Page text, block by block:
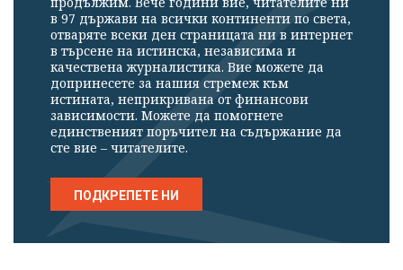
в 97 държави на всички континенти по света,
отваряте всеки ден страницата ни в интернет
в търсене на истинска, независима и
качествена журналистика. Вие можете да
допринесете за нашия стремеж към
истината, неприкривана от финансови
зависимости. Можете да помогнете
единственият поръчител на съдържание да
сте вие – читателите.
ПОДКРЕПЕТЕ НИ